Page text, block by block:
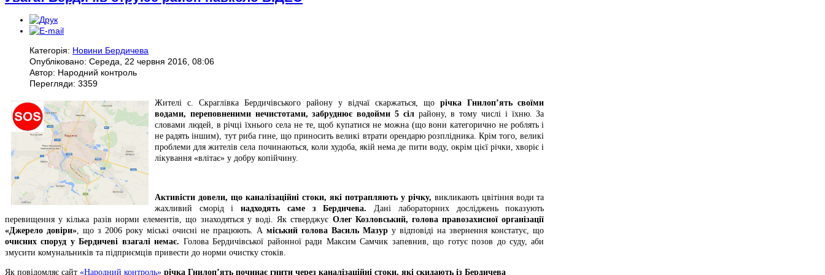
Категорія: Новини Бердичева
Опубліковано: Середа, 22 червня 2016, 08:06
Автор: Народний контроль
Перегляди: 3359
Жителі с. Скраглівка Бердичівського району у відчаї скаржаться, що річка Гнилоп’ять своїми
водами, переповненими нечистотами, забруднює водойми 5 сілрайону, в тому числі і їхню. За
словами людей, в річці їхнього села не те, щоб купатися не можна (що вони категорично не роблять і
не радять іншим), тут риба гине, що приносить великі втрати орендарю розплідника. Крім того, великі
проблеми для жителів села починаються, коли худоба, якій нема де пити воду, окрім цієї річки, хворіє і
лікування «влітає» у добру копійчину.
Активісти довели, що каналізаційні стоки, які потрапляють у річку, викликають цвітіння води та
жахливий сморід інадходять саме з Бердичева. Дані лабораторних досліджень показують
перевищення у кілька разів норми елементів, що знаходяться у воді. Як стверджує Олег Козловський, голова правозахисної організації
«Джерело довіри» , що з 2006 року міські очисні не працюють. Аміський голова Василь Мазур у відповіді на звернення констатує, що
очисних споруд у Бердичеві взагалі немає. Голова Бердичівської районної ради Максим Самчик запевнив, що готує позов до суду, аби
змусити комунальників та підприємців привести до норми очистку стоків.
Як повідомляє сайт «Народний контроль» річка Гнилоп’ять починає гнити через каналізаційні стоки, які скидають із Бердичева